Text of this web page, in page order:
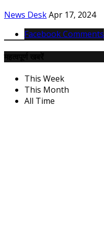
News DeskApr 17, 2024
Facebook Comments
This Week
This Month
All Time